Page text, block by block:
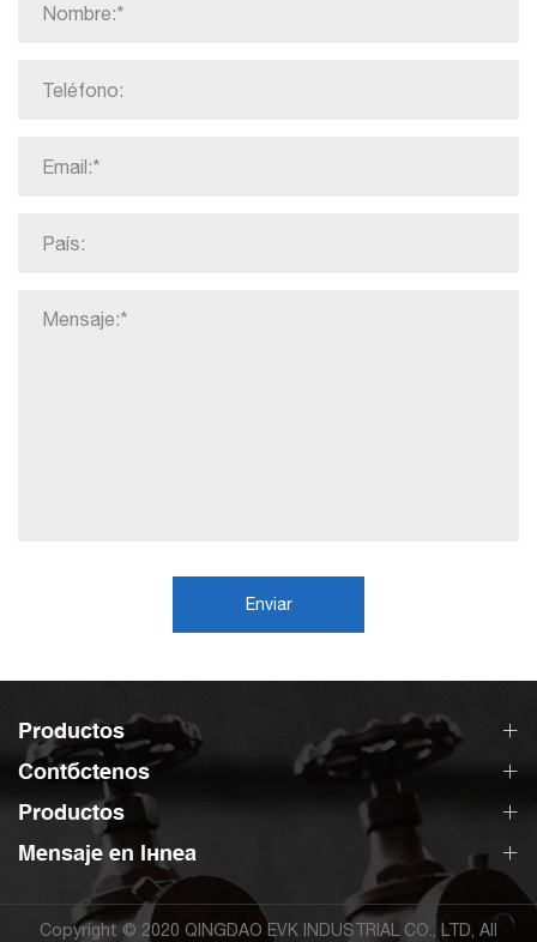
Enviar
Productos
Contáctenos
Productos
Mensaje en línea
Copyright © 2020 QINGDAO EVK INDUSTRIAL CO., LTD, All